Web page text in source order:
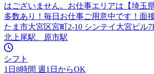
はございません。お仕事エリアは【埼玉
多数あり！毎日お仕事ご用意中です！面
たま市大宮区宮町2-10 シンテイ大宮ビル7F
北上尾駅、原市駅
シフト
1日8時間 週1日からOK